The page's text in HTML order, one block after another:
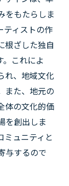
をもたらしま
ティストの作
根ざした独自
これによ
れ、地域文化
また、地元の
体の文化的価
を創出しま
ミュニティと
与するので